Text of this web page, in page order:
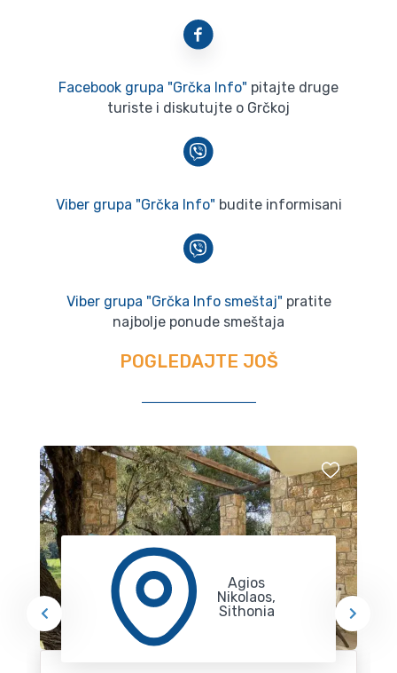
Facebook grupa "Grčka Info" pitajte druge
turiste i diskutujte o Grčkoj
Viber grupa "Grčka Info" budite informisani
Viber grupa "Grčka Info smeštaj" pratite
najbolje ponude smeštaja
POGLEDAJTE JOŠ
Agios
Nikolaos,
Sithonia